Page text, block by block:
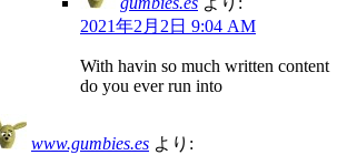
2021年2月2日 9:04 AM
With havin so much written content
do you ever run into
www.gumbies.es より: